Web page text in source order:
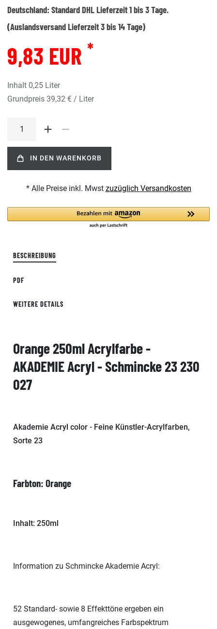
Deutschland: Standard DHL Lieferzeit 1 bis 3 Tage.
(Auslandsversand Lieferzeit 3 bis 14 Tage)
9,83 EUR *
Inhalt 0,25 Liter
Grundpreis 39,32 € / Liter
IN DEN WARENKORB
* Alle Preise inkl. Mwst zuzüglich Versandkosten
BESCHREIBUNG
PDF
WEITERE DETAILS
Orange 250ml Acrylfarbe -
AKADEMIE Acryl - Schmincke 23 230
027
Akademie Acryl color - Feine Künstler-Acrylfarben,
Sorte 23
Farbton: Orange
Inhalt: 250ml
Information zu Schmincke Akademie Acryl:
52 Standard- sowie 8 Effekttöne ergeben ein
ausgewogenes, umfangreiches Farbspektrum